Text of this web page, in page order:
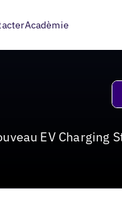
Acadèmie
de bornes de
EV Charging